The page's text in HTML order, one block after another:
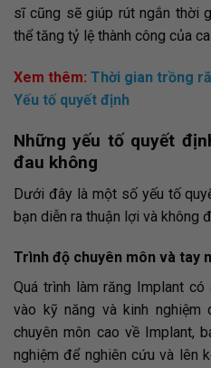
sĩ cũng sẽ giúp rút ngắn thời
thể tăng tỷ lệ thành công của
Xem thêm: Thời gian trồng
Yếu tố quyết định
Những yếu tố quyết
đau không
Dưới đây là một số yếu tố
bạn diễn ra thuận lợi và không
Trình độ chuyên môn và tay
Quá trình làm răng Implant
vào kỹ năng và kinh nghiệm
chuyên môn cao về Implant,
nghiệm để nghiên cứu và lên